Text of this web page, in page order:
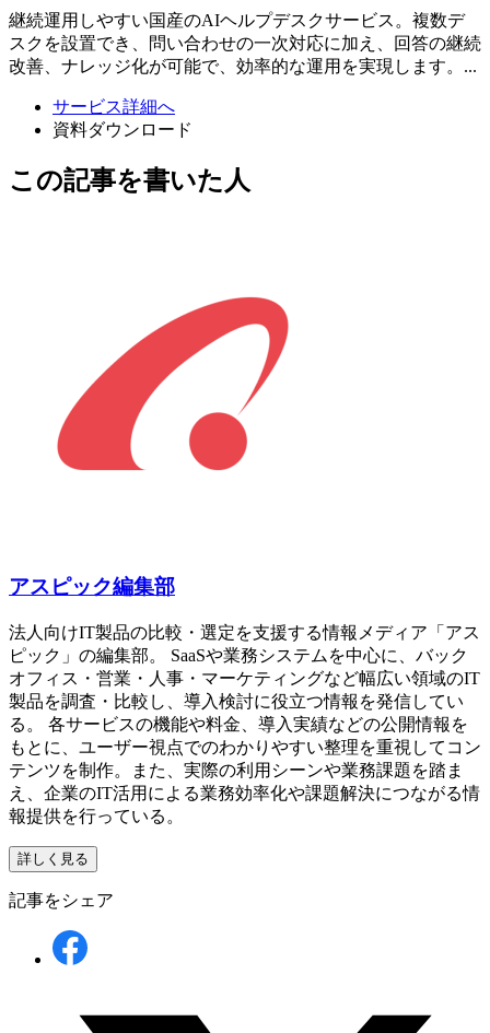
継続運用しやすい国産のAIヘルプデスクサービス。複数デ
スクを設置でき、問い合わせの一次対応に加え、回答の継続
改善、ナレッジ化が可能で、効率的な運用を実現します。...
サービス詳細へ
資料ダウンロード
この記事を書いた人
アスピック編集部
法人向けIT製品の比較・選定を支援する情報メディア「アス
ピック」の編集部。 SaaSや業務システムを中心に、バック
オフィス・営業・人事・マーケティングなど幅広い領域のIT
製品を調査・比較し、導入検討に役立つ情報を発信してい
る。 各サービスの機能や料金、導入実績などの公開情報を
もとに、ユーザー視点でのわかりやすい整理を重視してコン
テンツを制作。また、実際の利用シーンや業務課題を踏ま
え、企業のIT活用による業務効率化や課題解決につながる情
報提供を行っている。
詳しく見る
記事をシェア